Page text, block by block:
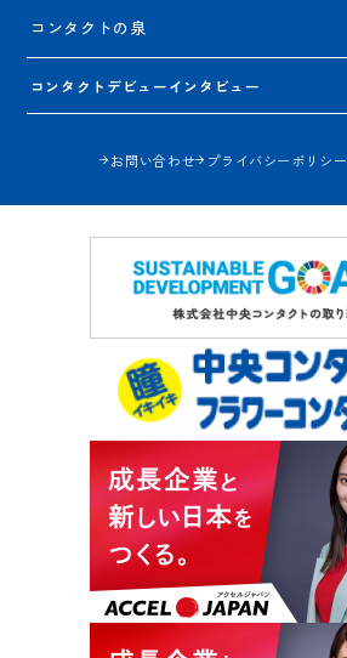
コンタクトの泉
コンタクトデビューインタビュー
お問い合わせ プライバシーポリシー